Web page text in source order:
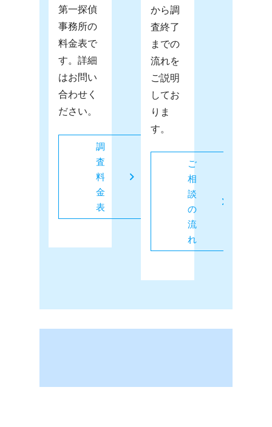
第一探偵
事務所の
料金表で
す。詳細
はお問い
合わせく
ださい。
調
査
料
金
表
から調
査終了
までの
流れを
ご説明
してお
りま
す。
ご
相
談
の
流
れ